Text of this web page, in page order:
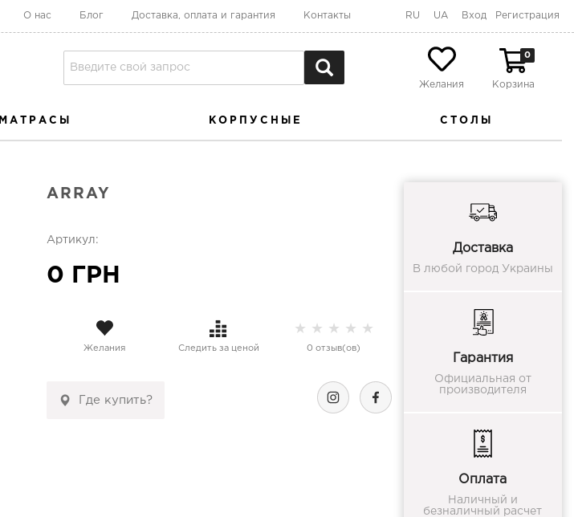
О нас Блог Доставка, оплата и гарантия Контакты RU UA Вход Регистрация
Желания
0
Корзина
МАТРАСЫ КОРПУСНЫЕ СТОЛЫ
ARRAY
Артикул:
0 ГРН
Желания Следить за ценой
★ ★ ★ ★ ★
0 отзыв(ов)
Где купить?
Доставка
В любой город Украины
Гарантия
Официальная от
производителя
Оплата
Наличный и
безналичный расчет